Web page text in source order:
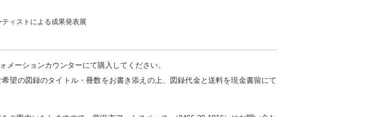
ィストによる成果発表展
メーションカウンターにて購入してください。
望の図録のタイトル・冊数をお書き添えの上、図録代金と送料を現金書留にて